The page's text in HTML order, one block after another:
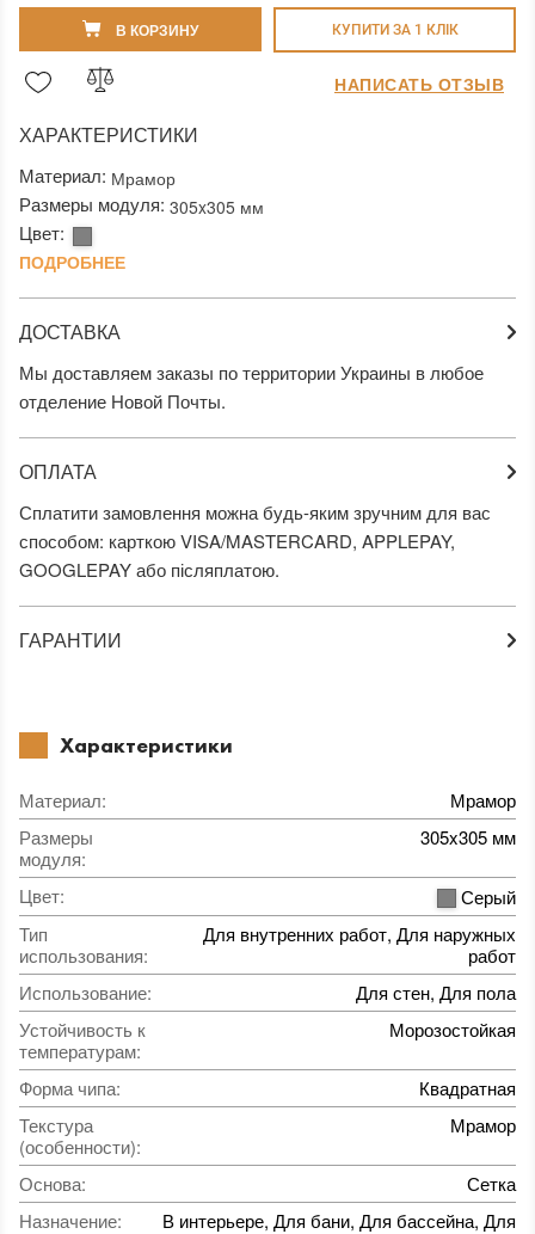
В КОРЗИНУ КУПИТИ ЗА 1 КЛIК
ХАРАКТЕРИСТИКИ
Материал: Мрамор
Размеры модуля: 305x305 мм
Цвет:
ПОДРОБНЕЕ
ДОСТАВКА
Мы доставляем заказы по территории Украины в любое
отделение Новой Почты.
ОПЛАТА
Сплатити замовлення можна будь-яким зручним для вас
способом: карткою VISA/MASTERCARD, APPLEPAY,
GOOGLEPAY або післяплатою.
ГАРАНТИИ
НАПИСАТЬ ОТЗЫВ
Характеристики
Материал:
Мрамор
Размеры
модуля:
305x305 мм
Цвет:
Серый
Тип
использования:
Для внутренних работ, Для наружных
работ
Использование:
Для стен, Для пола
Устойчивость к
температурам:
Морозостойкая
Форма чипа:
Квадратная
Текстура
(особенности):
Мрамор
Основа:
Сетка
Назначение:
В интерьере, Для бани, Для бассейна, Для